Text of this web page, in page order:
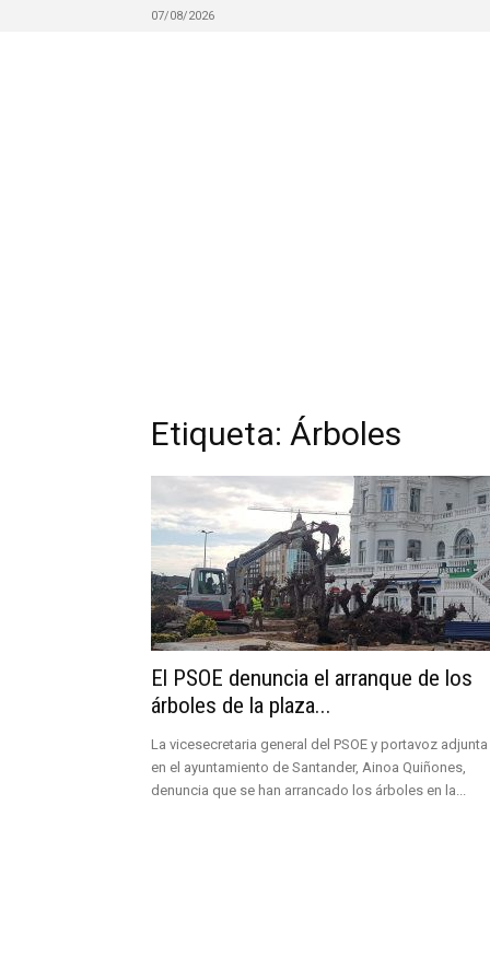
07/08/2026
Etiqueta: Árboles
El PSOE denuncia el arranque de los
árboles de la plaza...
La vicesecretaria general del PSOE y portavoz adjunta
en el ayuntamiento de Santander, Ainoa Quiñones,
denuncia que se han arrancado los árboles en la...